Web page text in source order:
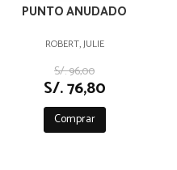
PUNTO ANUDADO
ROBERT, JULIE
S/. 96,00
S/. 76,80
Comprar